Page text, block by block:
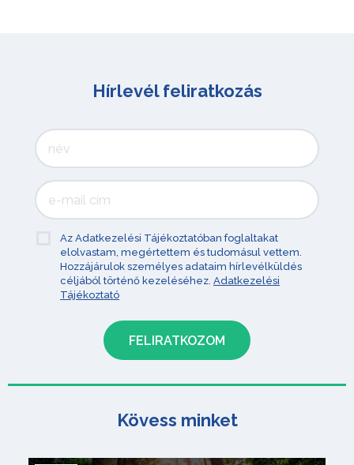
Hírlevél feliratkozás
Az Adatkezelési Tájékoztatóban foglaltakat
elolvastam, megértettem és tudomásul vettem.
Hozzájárulok személyes adataim hírlevélküldés
céljából történő kezeléséhez. Adatkezelési
Tájékoztató
Kövess minket